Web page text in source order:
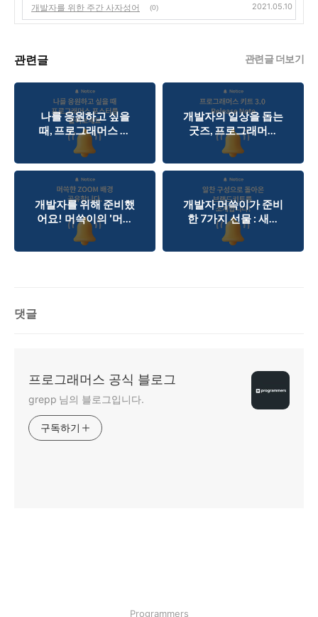
개발자를 위한 주간 사자성어 (0) 2021.05.10
관련글 관련글 더보기
나를 응원하고 싶을
때, 프로그래머스 포
스터(Programmers
Poster)
개발자의 일상을 돕는
굿즈, 프로그래머스
키트 3.0 Release
Note
개발자를 위해 준비했
어요! 머쓱이의 '머쓱
한 ZOOM 배경화면'
개발자 머쓱이가 준비
한 7가지 선물 : 새로
워진 프로그래머스 브
랜드키트를 소개합니
댓글
프로그래머스 공식 블로그
grepp 님의 블로그입니다.
구독하기
Programmers